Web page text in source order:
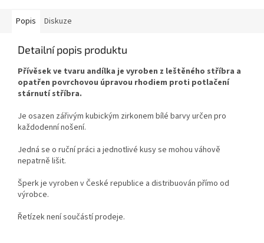
Popis Diskuze
Detailní popis produktu
Přívěsek ve tvaru andílka je vyroben z leštěného stříbra a
opatřen povrchovou úpravou rhodiem proti potlačení
stárnutí stříbra.
Je osazen zářivým kubickým zirkonem bílé barvy určen pro
každodenní nošení.
Jedná se o ruční práci a jednotlivé kusy se mohou váhově
nepatrně lišit.
Šperk je vyroben v České republice a distribuován přímo od
výrobce.
Řetízek není součástí prodeje.